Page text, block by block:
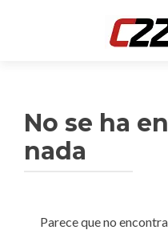
No se ha
nada
Parece que no